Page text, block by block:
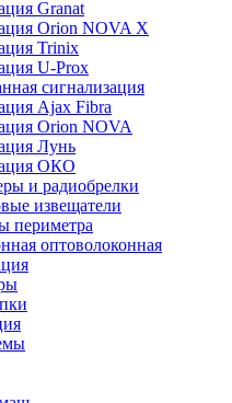
Granat
Orion NOVA X
Trinix
U-Prox
сигнализация
Ajax Fibra
Orion NOVA
Лунь
ОКО
и радиобрелки
извещатели
периметра
оптоволоконная